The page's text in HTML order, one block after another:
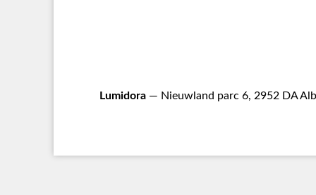
Lumidora — Nieuwland parc 6, 2952 DA